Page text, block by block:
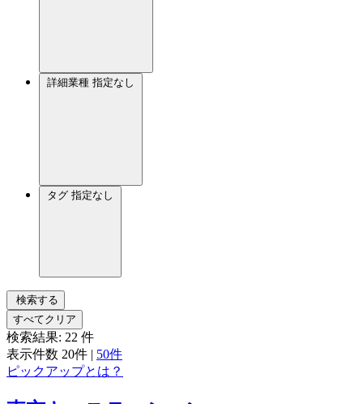
詳細業種 指定なし
タグ 指定なし
検索する
すべてクリア
検索結果: 22 件
表示件数 20件 | 50件
ピックアップとは？